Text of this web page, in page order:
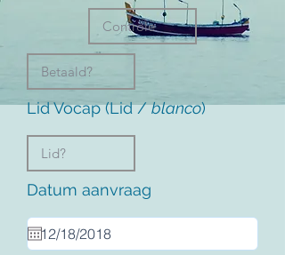
Lid Vocap (Lid /blanco)
Datum aanvraag